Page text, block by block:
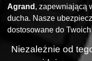
Agrand , zapewniającą
ducha. Nasze
dostosowane do
Niezależnie od